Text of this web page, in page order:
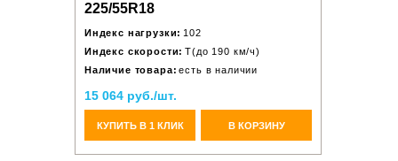
225/55R18
Индекс нагрузки: 102
Индекс скорости: T(до 190 км/ч)
Наличие товара: есть в наличии
15 064 руб./шт.
КУПИТЬ В 1 КЛИК В КОРЗИНУ